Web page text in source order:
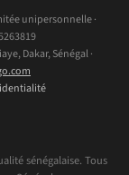
unipersonnelle ·
Dakar, Sénégal ·
sénégalaise. Tous